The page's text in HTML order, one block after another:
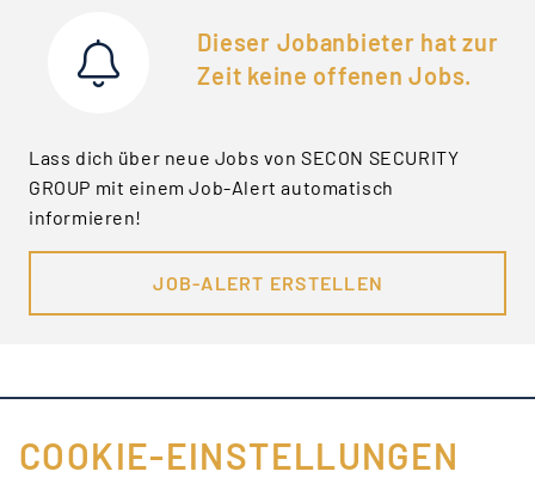
Dieser Jobanbieter hat zur
Zeit keine offenen Jobs.
Lass dich über neue Jobs von SECON SECURITY
GROUP mit einem Job-Alert automatisch
informieren!
JOB-ALERT ERSTELLEN
FÜR JOBANBIETER
COOKIE-EINSTELLUNGEN